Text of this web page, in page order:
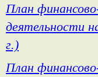
План
деятельности
г.)
План